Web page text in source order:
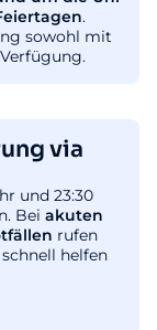
.
sowohl mit
via
und 23:30
Bei akuten
rufen
helfen